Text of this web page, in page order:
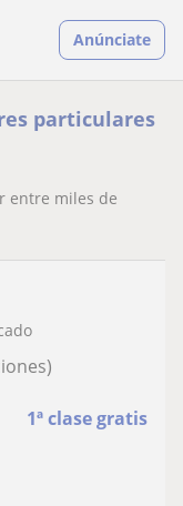
Anúnciate
particulares
entre miles de
1ª clase gratis